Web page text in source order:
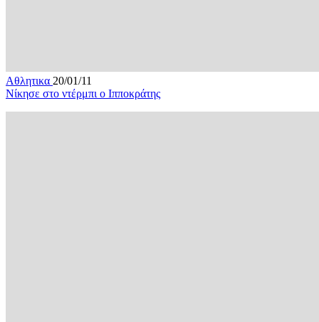
Αθλητικα 20/01/11
Νίκησε στο ντέρμπι ο Ιπποκράτης